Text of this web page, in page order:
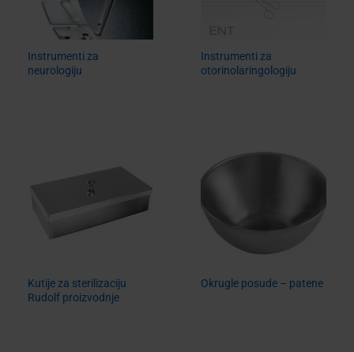
Instrumenti za
neurologiju
Instrumenti za
otorinolaringologiju
Kutije za sterilizaciju
Rudolf proizvodnje
Okrugle posude – patene